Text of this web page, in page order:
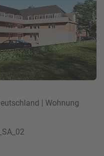
| Wohnung